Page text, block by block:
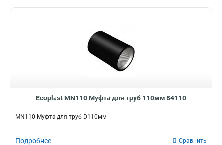
Ecoplast MN110 Муфта для труб 110мм 84110
MN110 Муфта для труб D110мм
Подробнее Сравнить